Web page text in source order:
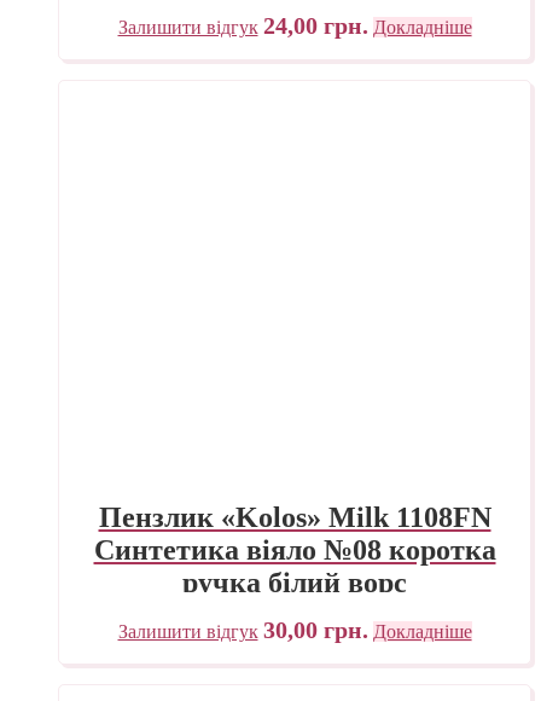
Залишити відгук 24,00 грн. Докладніше
Пензлик «Kolos» Milk 1108FN
Синтетика віяло №08 коротка
ручка білий ворс
Залишити відгук 30,00 грн. Докладніше